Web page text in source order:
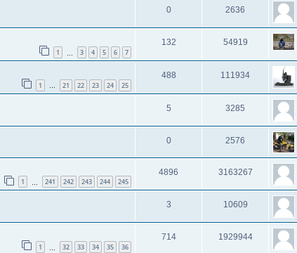
0 2636
1 3 4 5 6 7
132 54919
1 … 21 22 23 24 25
488 111934
5 3285
0 2576
1 241 242 243 244 245
4896 3163267
3 10609
1 32 33 34 35 36
714 1929944